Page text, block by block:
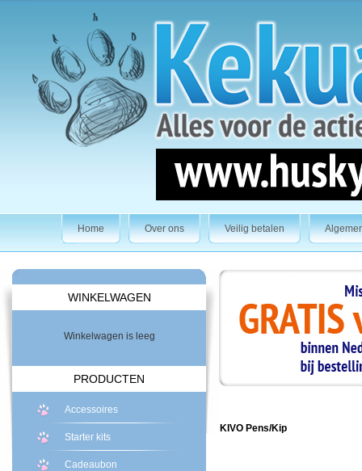
Home Over ons Veilig betalen
WINKELWAGEN
Winkelwagen is leeg
PRODUCTEN
Accessoires
Starter kits
Cadeaubon
KIVO Pens/Kip